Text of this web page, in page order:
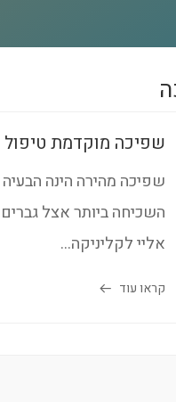
שפיכה מעוכבת
הגדרה: חוסר יכולת
בחדירה. גם אחרי
קראו עוד